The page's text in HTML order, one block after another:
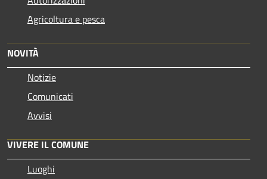
Agricoltura e pesca
NOVITÀ
Notizie
Comunicati
Avvisi
VIVERE IL COMUNE
Luoghi